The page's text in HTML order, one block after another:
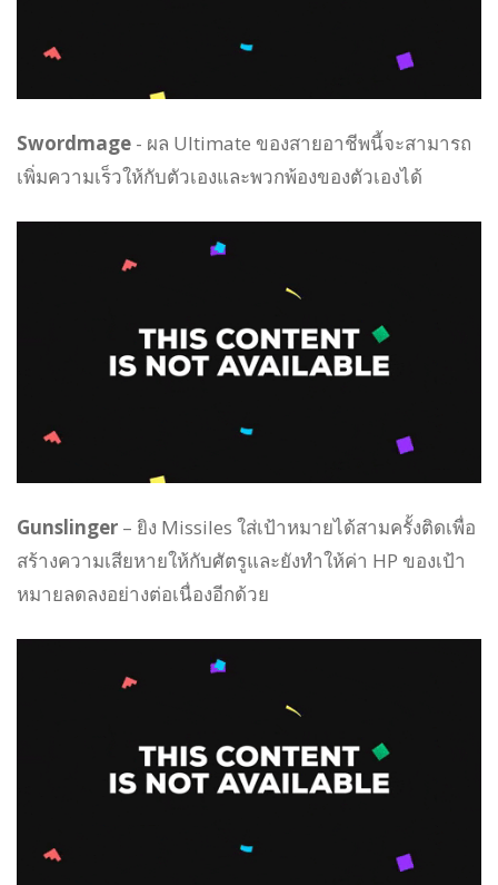
Swordmage - ผล Ultimate ของสายอาชีพนี้จะสามารถ
เพิ่มความเร็วให้กับตัวเองและพวกพ้องของตัวเองได้
Gunslinger – ยิง Missiles ใส่เป้าหมายได้สามครั้งติดเพื่อ
สร้างความเสียหายให้กับศัตรูและยังทำให้ค่า HP ของเป้า
หมายลดลงอย่างต่อเนื่องอีกด้วย